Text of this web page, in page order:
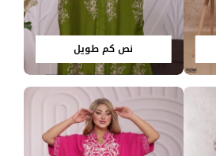
نص كم طويل